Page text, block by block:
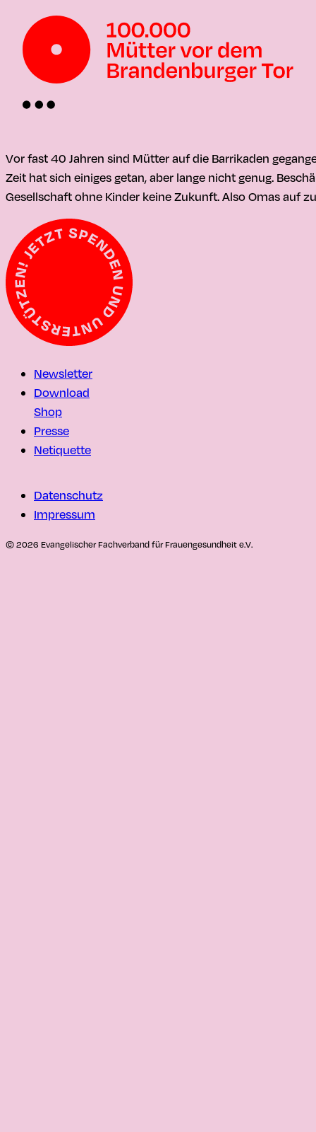
Vor fast 40 Jahren sind Mütter auf die Barrikaden
Zeit hat sich einiges getan, aber lange nicht genug.
Gesellschaft ohne Kinder keine Zukunft. Also Omas auf
Newsletter
Download
Shop
Presse
Netiquette
Datenschutz
Impressum
© 2026 Evangelischer Fachverband für Frauengesundheit e.V.